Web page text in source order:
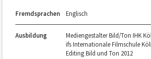
Fremdsprachen Englisch
Ausbildung
Mediengestalter Bild/Ton IHK
ifs Internationale Filmschule
Editing Bild und Ton 2012